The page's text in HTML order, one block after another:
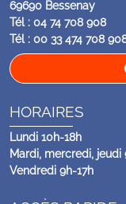
69690 Bessenay
Tél : 04 74 708 908
Tél : 00 33 474 708
HORAIRES
Lundi 10h-18h
Mardi, mercredi, jeudi
Vendredi 9h-17h